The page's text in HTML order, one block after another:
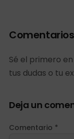
Comentarios
Sé el primero
tus dudas o tu
Deja un
Comentario *